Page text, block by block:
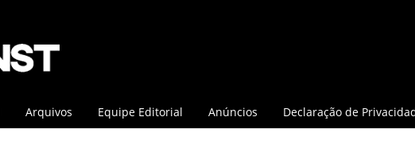
Arquivos Equipe Editorial Anúncios Declaração de